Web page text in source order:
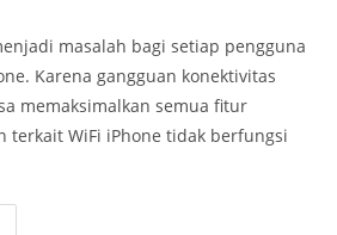
masalah bagi setiap pengguna
Karena gangguan konektivitas
memaksimalkan semua fitur
terkait WiFi iPhone tidak berfungsi